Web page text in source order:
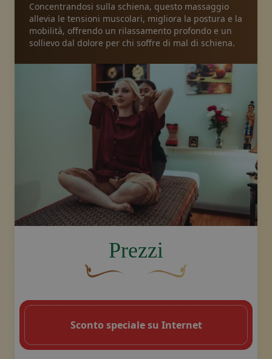
Concentrandosi sulla schiena, questo massaggio
allevia le tensioni muscolari, migliora la postura e la
mobilità, offrendo un rilassamento profondo e un
sollievo dal dolore per chi soffre di mal di schiena.
Prezzi
Sconto speciale su Internet